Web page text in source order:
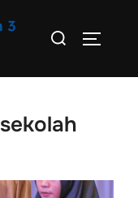
Search